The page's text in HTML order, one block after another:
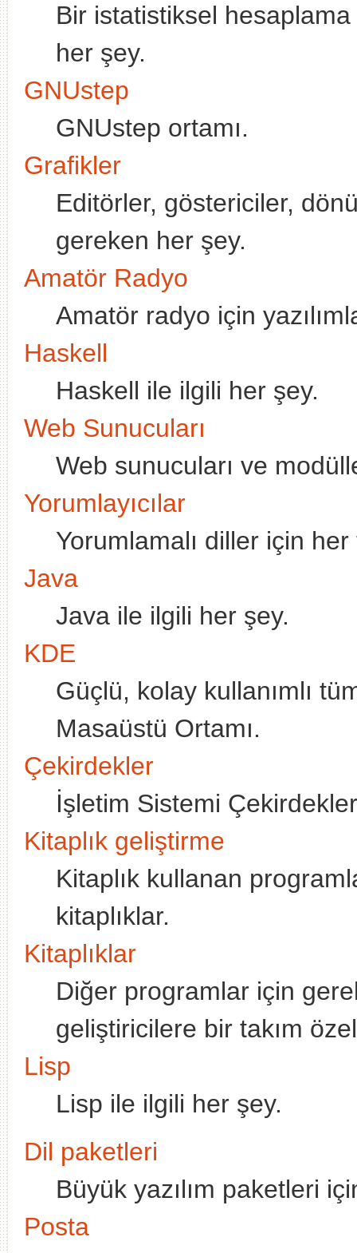
Bir istatistiksel
her şey.
GNUstep
GNUstep ortamı.
Grafikler
Editörler, göstericiler,
gereken her şey.
Amatör Radyo
Amatör radyo için
Haskell
Haskell ile ilgili her şey.
Web Sunucuları
Web sunucuları ve
Yorumlayıcılar
Yorumlamalı diller için
Java
Java ile ilgili her şey.
KDE
Güçlü, kolay kullanımlı
Masaüstü Ortamı.
Çekirdekler
İşletim Sistemi
Kitaplık geliştirme
Kitaplık kullanan
kitaplıklar.
Kitaplıklar
Diğer programlar için
geliştiricilere bir takım
Lisp
Lisp ile ilgili her şey.
Dil paketleri
Büyük yazılım paketleri
Posta